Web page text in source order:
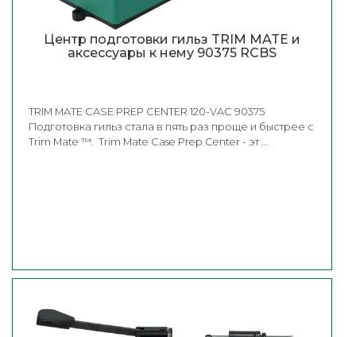
Центр подготовки гильз TRIM MATE и
аксессуары к нему 90375 RCBS
TRIM MATE CASE PREP CENTER 120-VAC 90375
Подготовка гильз стала в пять раз проще и быстрее с
Trim Mate ™. Trim Mate Case Prep Center - эт ...